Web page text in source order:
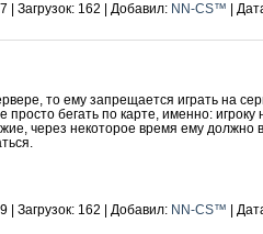
Загрузок: 162 Добавил: NN-CS™
то ему запрещается играть на
просто бегать по карте, именно: игроку
через некоторое время ему должно
| Загрузок: 162 | Добавил: NN-CS™ |